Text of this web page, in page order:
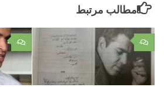
مطالب مرتبط
۰ ۰